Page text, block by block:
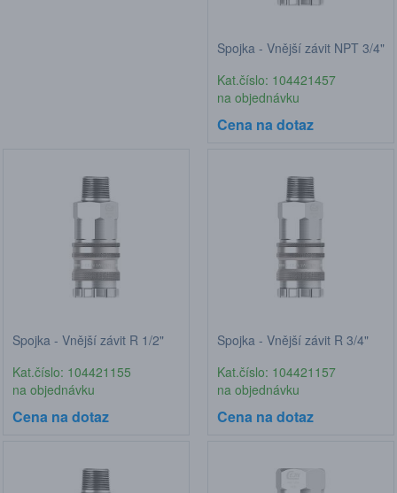
Spojka - Vnější závit NPT 3/4"
Kat.číslo: 104421457
na objednávku
Cena na dotaz
Spojka - Vnější závit R 1/2"
Kat.číslo: 104421155
na objednávku
Cena na dotaz
Spojka - Vnější závit R 3/4"
Kat.číslo: 104421157
na objednávku
Cena na dotaz